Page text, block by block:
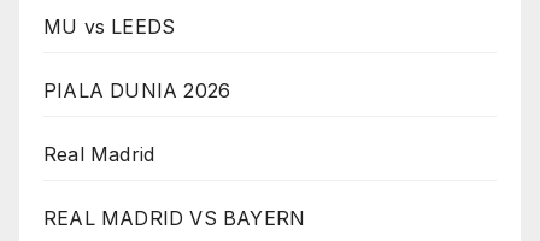
MU vs LEEDS
PIALA DUNIA 2026
Real Madrid
REAL MADRID VS BAYERN